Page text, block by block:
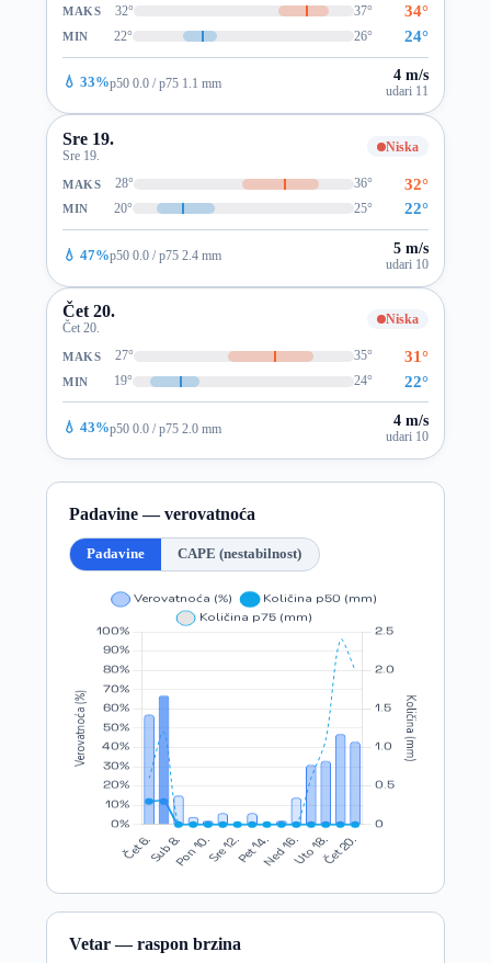
MAKS 32° 37° 34°
MIN 22° 26° 24°
💧 33%p50 0.0 / p75 1.1 mm 4 m/s
udari 11
Sre 19.
Sre 19.
Niska
MAKS 28° 36° 32°
MIN 20° 25° 22°
💧 47%p50 0.0 / p75 2.4 mm 5 m/s
udari 10
Čet 20.
Čet 20.
Niska
MAKS 27° 35° 31°
MIN 19° 24° 22°
💧 43%p50 0.0 / p75 2.0 mm 4 m/s
udari 10
Padavine — verovatnoća
Padavine CAPE (nestabilnost)
Vetar — raspon brzina